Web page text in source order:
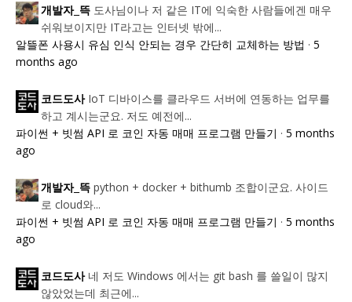
개발자_뜩 도사님이나 저 같은 IT에 익숙한 사람들에겐 매우
쉬워보이지만 IT라고는 인터넷 밖에...
알뜰폰 사용시 유심 인식 안되는 경우 간단히 교체하는 방법 · 5
months ago
코드도사 IoT 디바이스를 클라우드 서버에 연동하는 업무를
하고 계시는군요. 저도 예전에...
파이썬 + 빗썸 API 로 코인 자동 매매 프로그램 만들기 · 5 months
ago
개발자_뜩 python + docker + bithumb 조합이군요. 사이드
로 cloud와...
파이썬 + 빗썸 API 로 코인 자동 매매 프로그램 만들기 · 5 months
ago
코드도사 네 저도 Windows 에서는 git bash 를 쓸일이 많지
않았었는데 최근에...